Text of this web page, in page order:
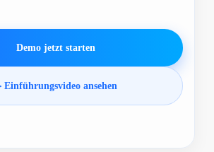
Demo jetzt starten
Einführungsvideo ansehen